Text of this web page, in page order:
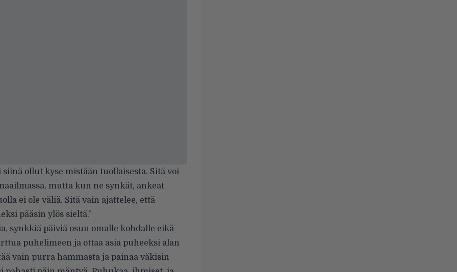
ollut kyse mistään tuollaisesta. Sitä voi
mutta kun ne synkät, ankeat
ei ole väliä. Sitä vain ajattelee, että
pääsin ylös sieltä.”
synkkiä päiviä osuu omalle kohdalle eikä
puhelimeen ja ottaa asia puheeksi alan
vain purra hammasta ja painaa väkisin